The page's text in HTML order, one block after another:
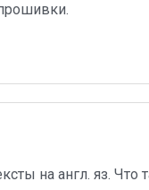
на англ. яз. Что